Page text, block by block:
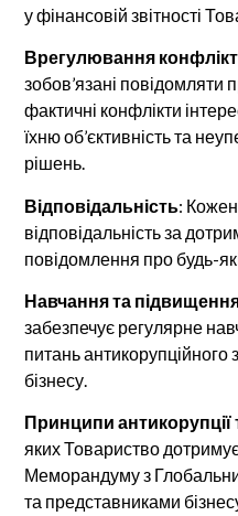
у фінансовій звітності
Врегулювання
зобов’язані повідомляти
фактичні конфлікти
їхню об’єктивність та
рішень.
Відповідальність: Кожен
відповідальність за
повідомлення про будь-
Навчання та підвищення
забезпечує регулярне
питань антикорупційного
бізнесу.
Принципи антикорупції
яких Товариство
Меморандуму з
та представниками